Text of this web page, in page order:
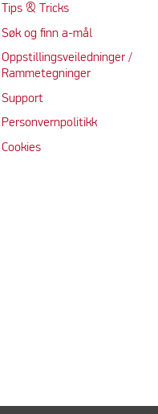
Tips & Tricks
Søk og finn a-mål
Oppstillingsveiledninger /
Rammetegninger
Support
Personvernpolitikk
Cookies